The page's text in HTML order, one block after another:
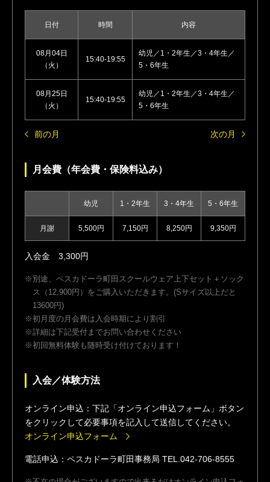
日付 時間 内容
08月04日
（火）
15:40-19:55
幼児／1・2年生／3・4年生／
5・6年生
08月25日
（火）
15:40-19:55
幼児／1・2年生／3・4年生／
5・6年生
前の月 次の月
月会費（年会費・保険料込み）
幼児 1・2年生 3・4年生 5・6年生
月謝 5,500円 7,150円 8,250円 9,350円
入会金 3,300円
別途、ペスカドーラ町田スクールウェア上下セット＋ソック
ス（12,900円）をご購入いただきます。(Sサイズ以上だと
13600円)
初月度の月会費は入会時期により割引
詳細は下記受付までお問い合わせください
初回無料体験も随時受け付けております！
入会／体験方法
オンライン申込：下記「オンライン申込フォーム」ボタン
をクリックして必要事項を記入して送信してください。
オンライン申込フォーム
電話申込：ペスカドーラ町田事務局 TEL. 042-706-8555